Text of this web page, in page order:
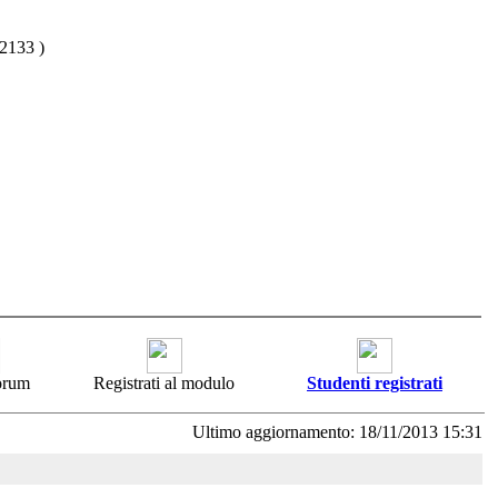
)
Registrati al modulo Studenti registrati
Ultimo aggiornamento: 18/11/2013 15:31